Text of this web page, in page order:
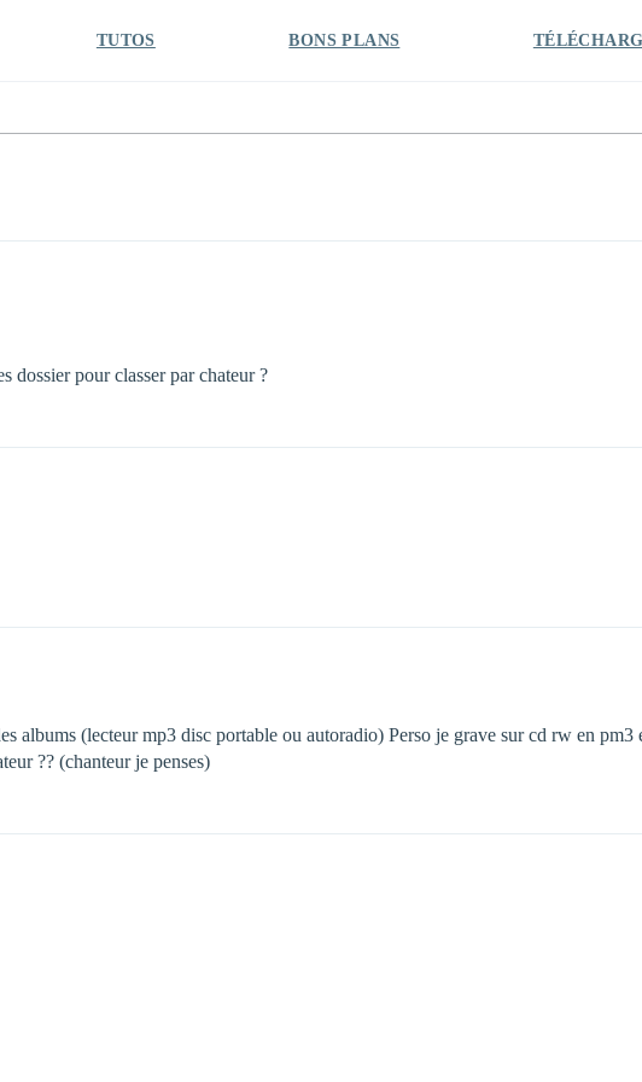
TUTOS BONS PLANS
dossier pour classer par chateur ?
albums (lecteur mp3 disc portable ou autoradio) Perso je grave sur cd rw en pm3
?? (chanteur je penses)